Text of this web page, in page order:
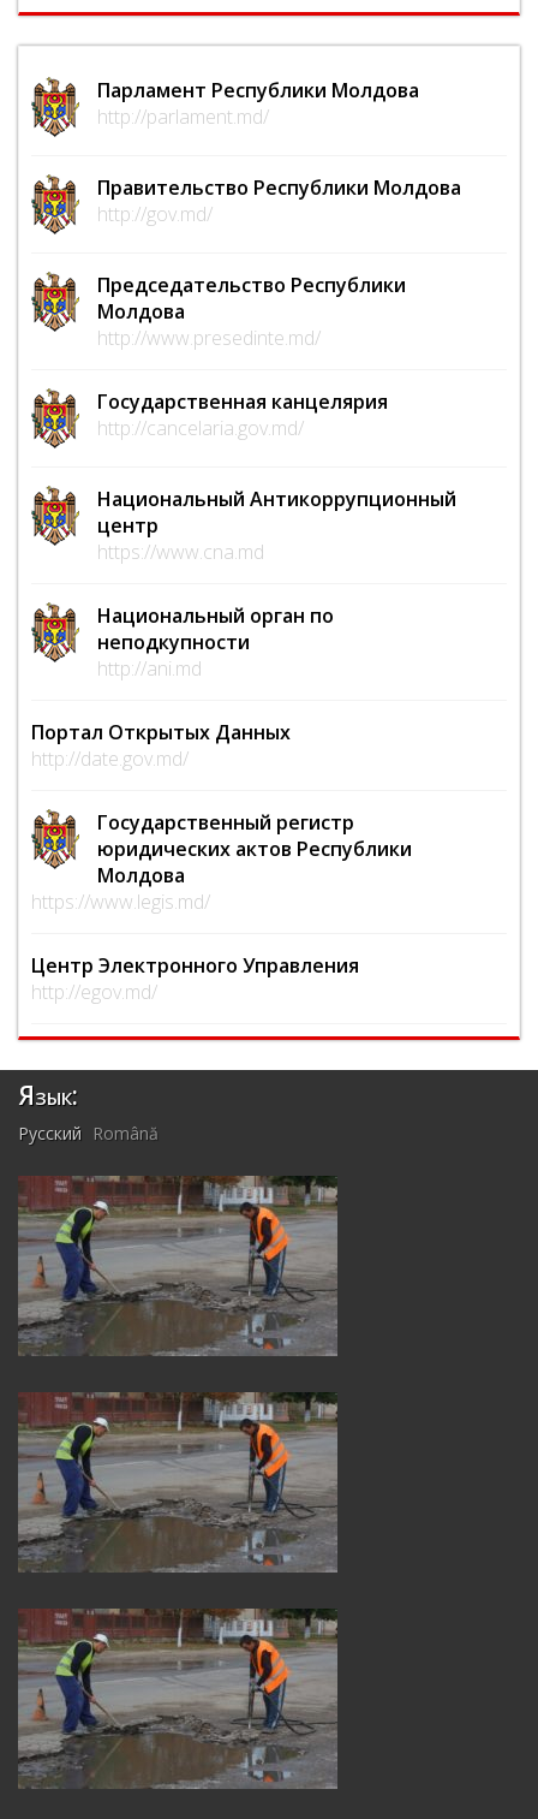
Парламент Республики Молдова
http://parlament.md/
Правительство Республики Молдова
http://gov.md/
Председательство Республики
Молдова
http://www.presedinte.md/
Государственная канцелярия
http://cancelaria.gov.md/
Национальный Антикоррупционный
центр
https://www.cna.md
Национальный орган по
неподкупности
http://ani.md
Портал Открытых Данных
http://date.gov.md/
Государственный регистр
юридических актов Республики
Молдова
https://www.legis.md/
Центр Электронного Управления
http://egov.md/
Язык:
Русский Română